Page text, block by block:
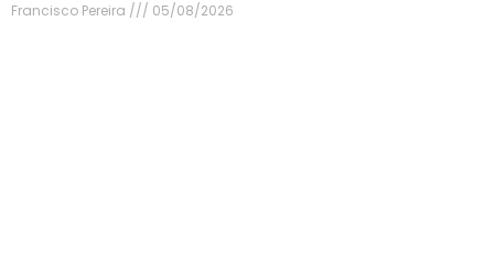
Francisco Pereira
05/08/2026